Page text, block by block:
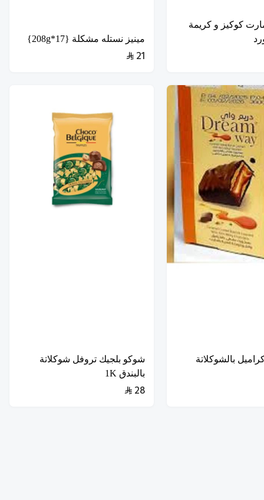
كوكيز و كريمة
مينيز نستله مشكلة {17*208g}
21
بالشوكلاتة
شوكو بلجيك تروفل شوكلاتة
بالبندق 1K
28